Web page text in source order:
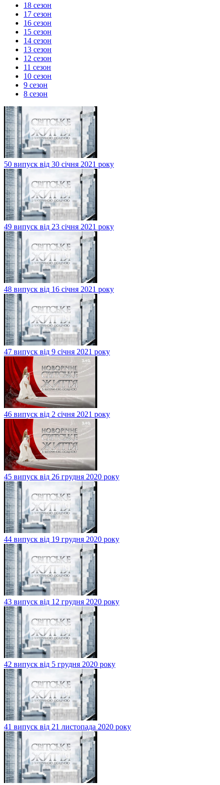
18 сезон
17 сезон
16 сезон
15 сезон
14 сезон
13 сезон
12 сезон
11 сезон
10 сезон
9 сезон
8 сезон
50 випуск від 30 січня 2021 року
49 випуск від 23 січня 2021 року
48 випуск від 16 січня 2021 року
47 випуск від 9 січня 2021 року
46 випуск від 2 січня 2021 року
45 випуск від 26 грудня 2020 року
44 випуск від 19 грудня 2020 року
43 випуск від 12 грудня 2020 року
42 випуск від 5 грудня 2020 року
41 випуск від 21 листопада 2020 року